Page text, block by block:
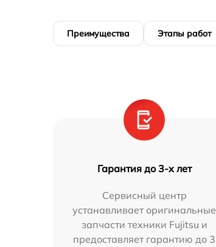
Преимущества Этапы работ
Гарантия до 3-х лет
Сервисный центр
устанавливает оригинальные
запчасти техники Fujitsu и
предоставляет гарантию до 3